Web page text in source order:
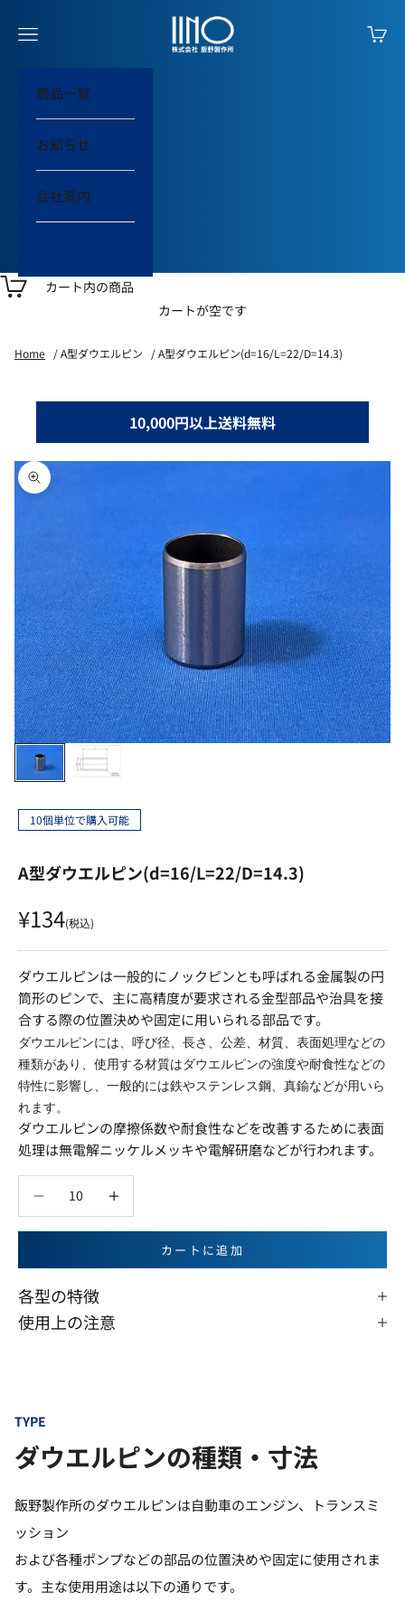
IINO Online Shop
メニューを開く カー
商品一覧
お知らせ
会社案内
カート内の商品
カートが空です
Home A型ダウエルピン A型ダウエルピン(d=16/L=22/D=14.3)
10,000円以上送料無料
ズームイン
10個単位で購入可能
A型ダウエルピン(d=16/L=22/D=14.3)
セール価格
¥134(税込)
ダウエルピンは一般的にノックピンとも呼ばれる金属製の円
筒形のピンで、 主に高精度が要求される金型部品や治具を接
合する際の位置決めや固定に用いられる部品です。
ダウエルピンには、呼び径、長さ、公差、材質、表面処理などの
種類があり、使用する材質はダウエルピンの強度や耐食性などの
特性に影響し、一般的には鉄やステンレス鋼、真鍮などが用いら
れます。
ダウエルピンの摩擦係数や耐食性などを改善するために表面
処理は無電解ニッケルメッキや電解研磨などが行われます。
カートに追加
各型の特徴
使用上の注意
TYPE
ダウエルピンの種類・寸法
飯野製作所のダウエルピンは自動車のエンジン、トランスミ
ッション
および各種ポンプなどの部品の位置決めや固定に使用されま
す。主な使用用途は以下の通りです。